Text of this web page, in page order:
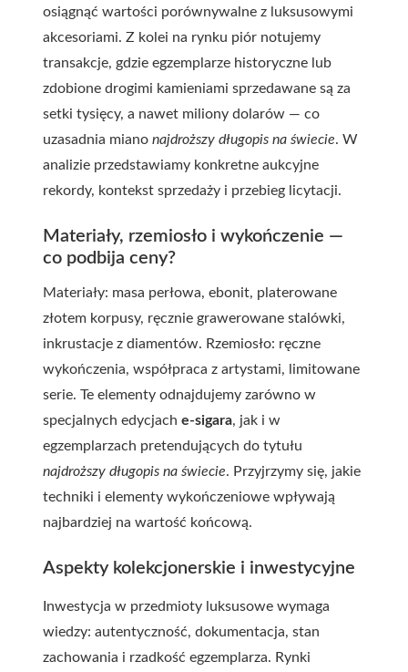
osiągnąć wartości porównywalne z luksusowymi
akcesoriami. Z kolei na rynku piór notujemy
transakcje, gdzie egzemplarze historyczne lub
zdobione drogimi kamieniami sprzedawane są za
setki tysięcy, a nawet miliony dolarów — co
uzasadnia miano najdroższy długopis na świecie. W
analizie przedstawiamy konkretne aukcyjne
rekordy, kontekst sprzedaży i przebieg licytacji.
Materiały, rzemiosło i wykończenie —
co podbija ceny?
Materiały: masa perłowa, ebonit, platerowane
złotem korpusy, ręcznie grawerowane stalówki,
inkrustacje z diamentów. Rzemiosło: ręczne
wykończenia, współpraca z artystami, limitowane
serie. Te elementy odnajdujemy zarówno w
specjalnych edycjach e-sigara, jak i w
egzemplarzach pretendujących do tytułu
najdroższy długopis na świecie. Przyjrzymy się, jakie
techniki i elementy wykończeniowe wpływają
najbardziej na wartość końcową.
Aspekty kolekcjonerskie i inwestycyjne
Inwestycja w przedmioty luksusowe wymaga
wiedzy: autentyczność, dokumentacja, stan
zachowania i rzadkość egzemplarza. Rynki